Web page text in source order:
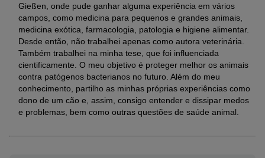
Gießen, onde pude ganhar alguma experiência em vários
campos, como medicina para pequenos e grandes animais,
medicina exótica, farmacologia, patologia e higiene alimentar.
Desde então, não trabalhei apenas como autora veterinária.
Também trabalhei na minha tese, que foi influenciada
cientificamente. O meu objetivo é proteger melhor os animais
contra patógenos bacterianos no futuro. Além do meu
conhecimento, partilho as minhas próprias experiências como
dono de um cão e, assim, consigo entender e dissipar medos
e problemas, bem como outras questões de saúde animal.